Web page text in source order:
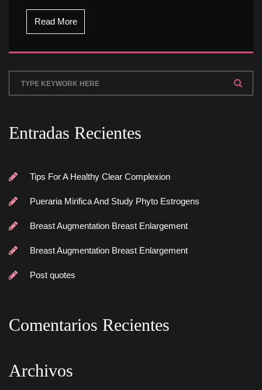
Read More
Entradas Reciente
Tips For A Healthy Clear Complexion
Pueraria Mirifica And Study Phyto Estrogen
Breast Augmentation Breast Enlargement
Breast Augmentation Breast Enlargement
Post quote
Comentarios Reciente
Archivo